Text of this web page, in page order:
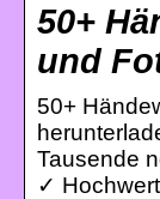
50+
und
50+
Tausende
✓